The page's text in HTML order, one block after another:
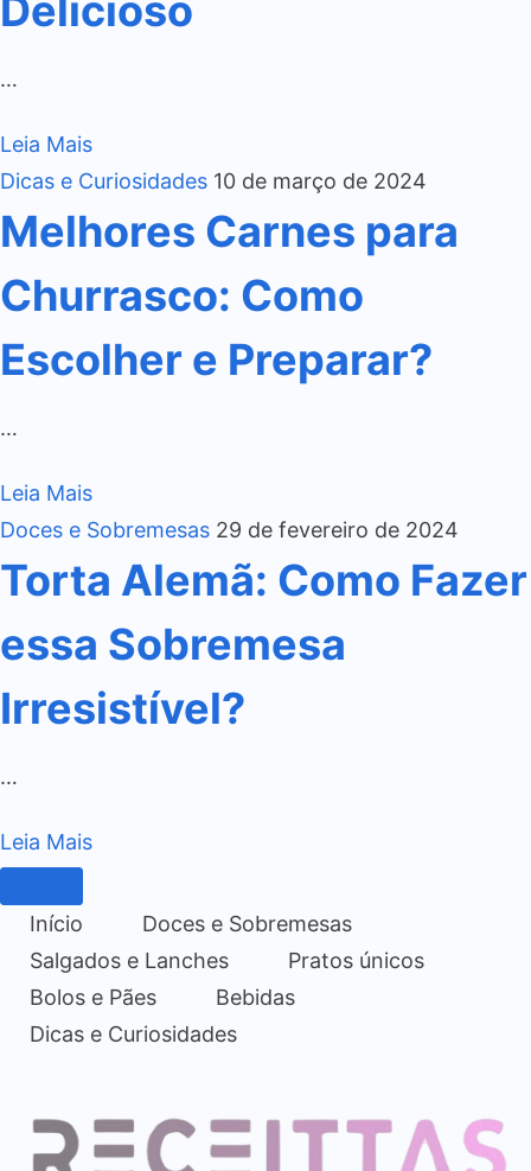
Delicioso
…
Leia Mais
Dicas e Curiosidades 10 de março de 2024
Melhores Carnes para
Churrasco: Como
Escolher e Preparar?
…
Leia Mais
Doces e Sobremesas 29 de fevereiro de 2024
Torta Alemã: Como Fazer
essa Sobremesa
Irresistível?
…
Leia Mais
Início
Doces e Sobremesas
Salgados e Lanches
Pratos únicos
Bolos e Pães
Bebidas
Dicas e Curiosidades